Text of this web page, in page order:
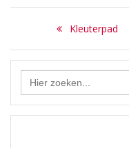
berken werden geplant en
kreeg deze weg niet…
onderwijs voldeed (deze
plantsoentje met het
Hamdorffmonument is),
werden bijna gelijktijdig
twee nieuwe scholen
gebouwd. De R.K.
Jongensschool aan de…
Bericht
navigatie
Previous
Kleuterpad